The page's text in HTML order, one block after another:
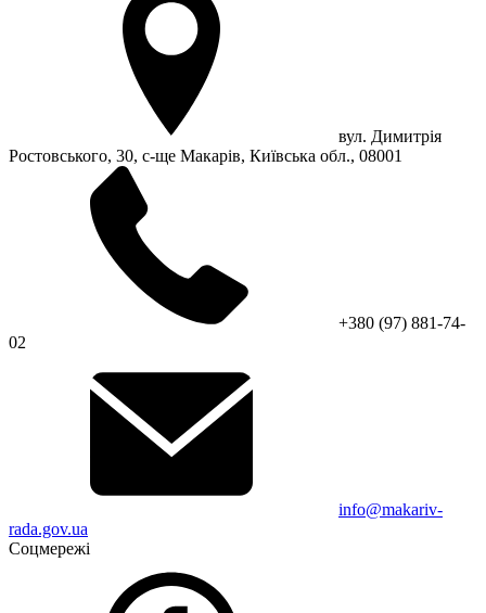
вул. Димитрія
Ростовського, 30, с-ще Макарів, Київська обл., 08001
+380 (97) 881-74-
02
info@makariv-
rada.gov.ua
Соцмережі